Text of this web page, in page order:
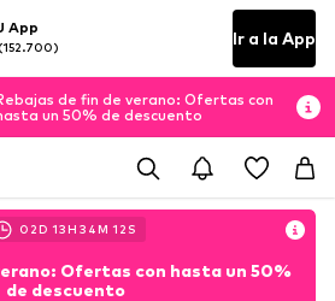
App
(152.700) Ir a la App
de fin de verano: Ofertas con
un 50% de descuento
02D 13H 34M 11 S
Ofertas con hasta un 50%
de descuento